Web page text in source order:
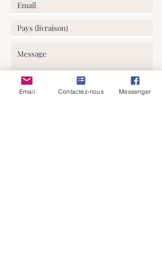
Email Contactez-nous Messenger